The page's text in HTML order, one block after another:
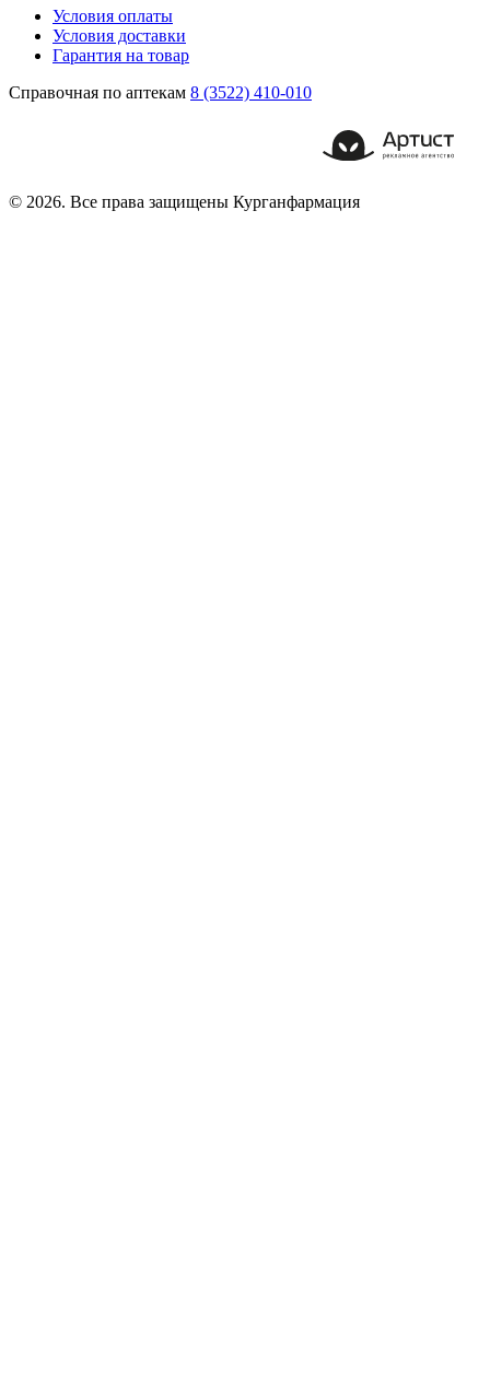
Условия оплаты
Условия доставки
Гарантия на товар
Справочная по аптекам 8 (3522) 410-010
© 2026. Все права защищены Курганфармация